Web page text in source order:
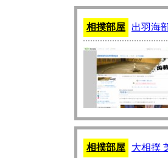
相撲部屋 出羽海
相撲部屋 大相撲